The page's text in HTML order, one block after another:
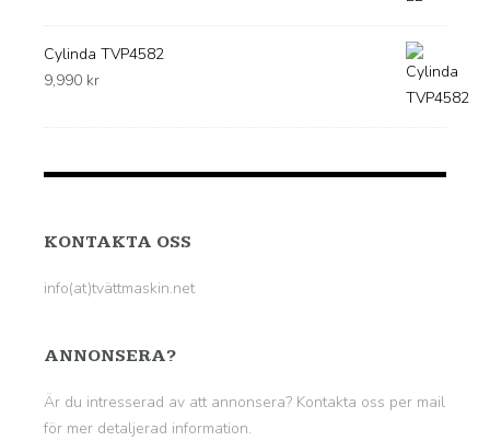
Cylinda TVP4582
9,990 kr
KONTAKTA OSS
info(at)tvättmaskin.net
ANNONSERA?
Är du intresserad av att annonsera? Kontakta oss per mail
för mer detaljerad information.